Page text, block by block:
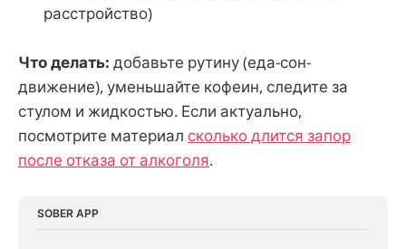
расстройство)
Что делать: добавьте рутину (еда-сон-
движение), уменьшайте кофеин, следите за
стулом и жидкостью. Если актуально,
посмотрите материал сколько длится запор
после отказа от алкоголя.
SOBER APP